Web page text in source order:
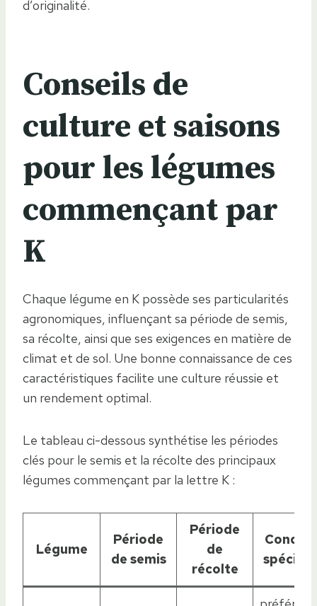
d’originalité.
Conseils de
culture et saisons
pour les légumes
commençant par
K
Chaque légume en K possède ses particularités
agronomiques, influençant sa période de semis,
sa récolte, ainsi que ses exigences en matière de
climat et de sol. Une bonne connaissance de ces
caractéristiques facilite une culture réussie et
un rendement optimal.
Le tableau ci-dessous synthétise les périodes
clés pour le semis et la récolte des principaux
légumes commençant par la lettre K :
Légume
Période
de semis
Période
de
récolte